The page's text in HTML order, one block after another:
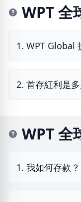
WPT 全
1. WPT Global
2. 首存紅利是多
WPT 全
1. 我如何存款？